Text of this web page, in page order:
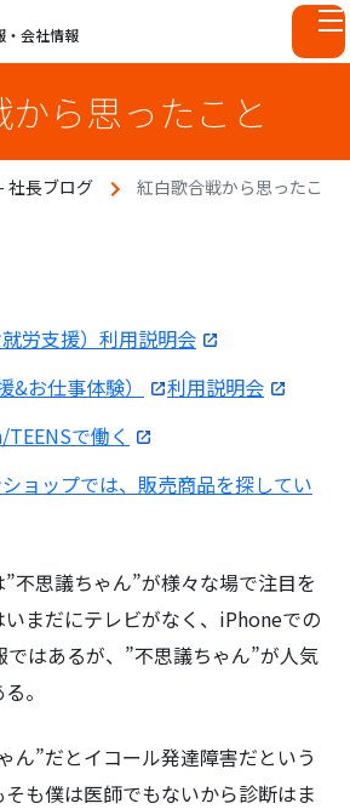
・会社情報
ら思ったこと
社長ブログ
紅白歌合戦から思ったこ
労支援）利用説明会
&お仕事体験）
利用説明会
で働く
ョップでは、販売商品を探してい
不思議ちゃん”が様々な場で注目を
まだにテレビがなく、iPhoneでの
はあるが、”不思議ちゃん”が人気
。
ん”だとイコール発達障害だという
も僕は医師でもないから診断はま